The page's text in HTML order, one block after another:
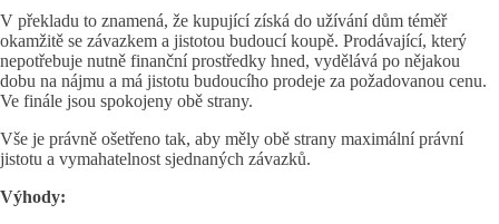
V překladu to znamená, že kupující získá do užívání dům téměř
okamžitě se závazkem a jistotou budoucí koupě. Prodávající, který
nepotřebuje nutně finanční prostředky hned, vydělává po nějakou
dobu na nájmu a má jistotu budoucího prodeje za požadovanou cenu.
Ve finále jsou spokojeny obě strany.
Vše je právně ošetřeno tak, aby měly obě strany maximální právní
jistotu a vymahatelnost sjednaných závazků.
Výhody: